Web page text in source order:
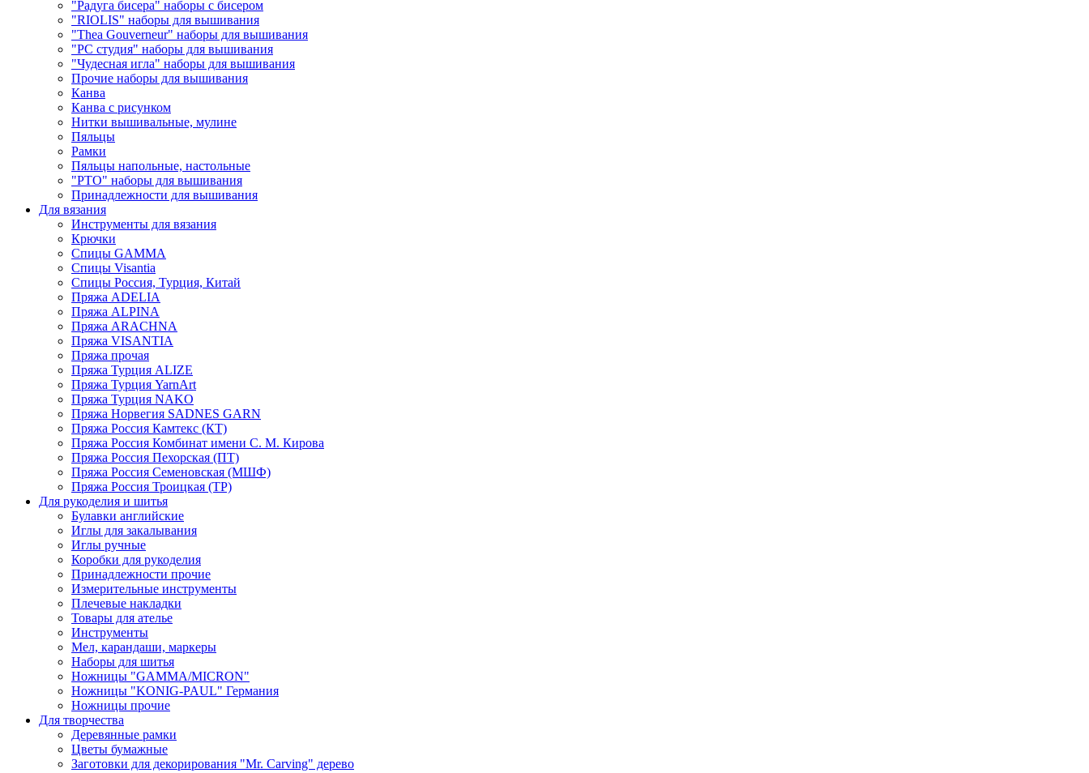
"Радуга бисера" наборы с бисером
"RIOLIS" наборы для вышивания
"Thea Gouverneur" наборы для вышивания
"РС студия" наборы для вышивания
"Чудесная игла" наборы для вышивания
Прочие наборы для вышивания
Канва
Канва с рисунком
Нитки вышивальные, мулине
Пяльцы
Рамки
Пяльцы напольные, настольные
"РТО" наборы для вышивания
Принадлежности для вышивания
Для вязания
Инструменты для вязания
Крючки
Спицы GAMMA
Спицы Visantia
Спицы Россия, Турция, Китай
Пряжа ADELIA
Пряжа ALPINA
Пряжа ARACHNA
Пряжа VISANTIA
Пряжа прочая
Пряжа Турция ALIZE
Пряжа Турция YarnArt
Пряжа Турция NAKO
Пряжа Норвегия SADNES GARN
Пряжа Россия Камтекс (КТ)
Пряжа Россия Комбинат имени С. М. Кирова
Пряжа Россия Пехорская (ПТ)
Пряжа Россия Семеновская (МШФ)
Пряжа Россия Троицкая (ТР)
Для рукоделия и шитья
Булавки английские
Иглы для закалывания
Иглы ручные
Коробки для рукоделия
Принадлежности прочие
Измерительные инструменты
Плечевые накладки
Товары для ателье
Инструменты
Мел, карандаши, маркеры
Наборы для шитья
Ножницы "GAMMA/MICRON"
Ножницы "KONIG-PAUL" Германия
Ножницы прочие
Для творчества
Деревянные рамки
Цветы бумажные
Заготовки для декорирования "Mr. Carving" дерево